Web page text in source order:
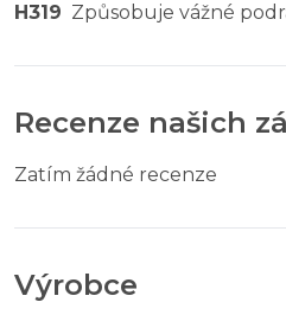
H319 Způsobuje vážné
Recenze našich
Zatím žádné recenze
Výrobce